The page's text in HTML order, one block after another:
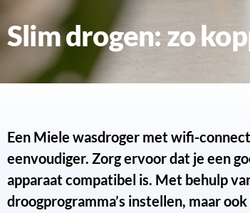
Slim drogen: zo
Een Miele wasdroger met wifi-
eenvoudiger. Zorg ervoor dat je een
apparaat compatibel is. Met behulp
droogprogramma’s instellen, maar